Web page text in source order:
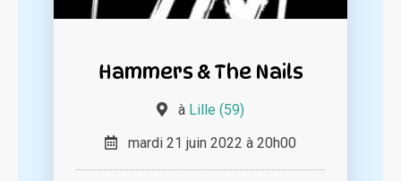
Hammers & The Nails
à Lille (59)
mardi 21 juin 2022 à 20h00